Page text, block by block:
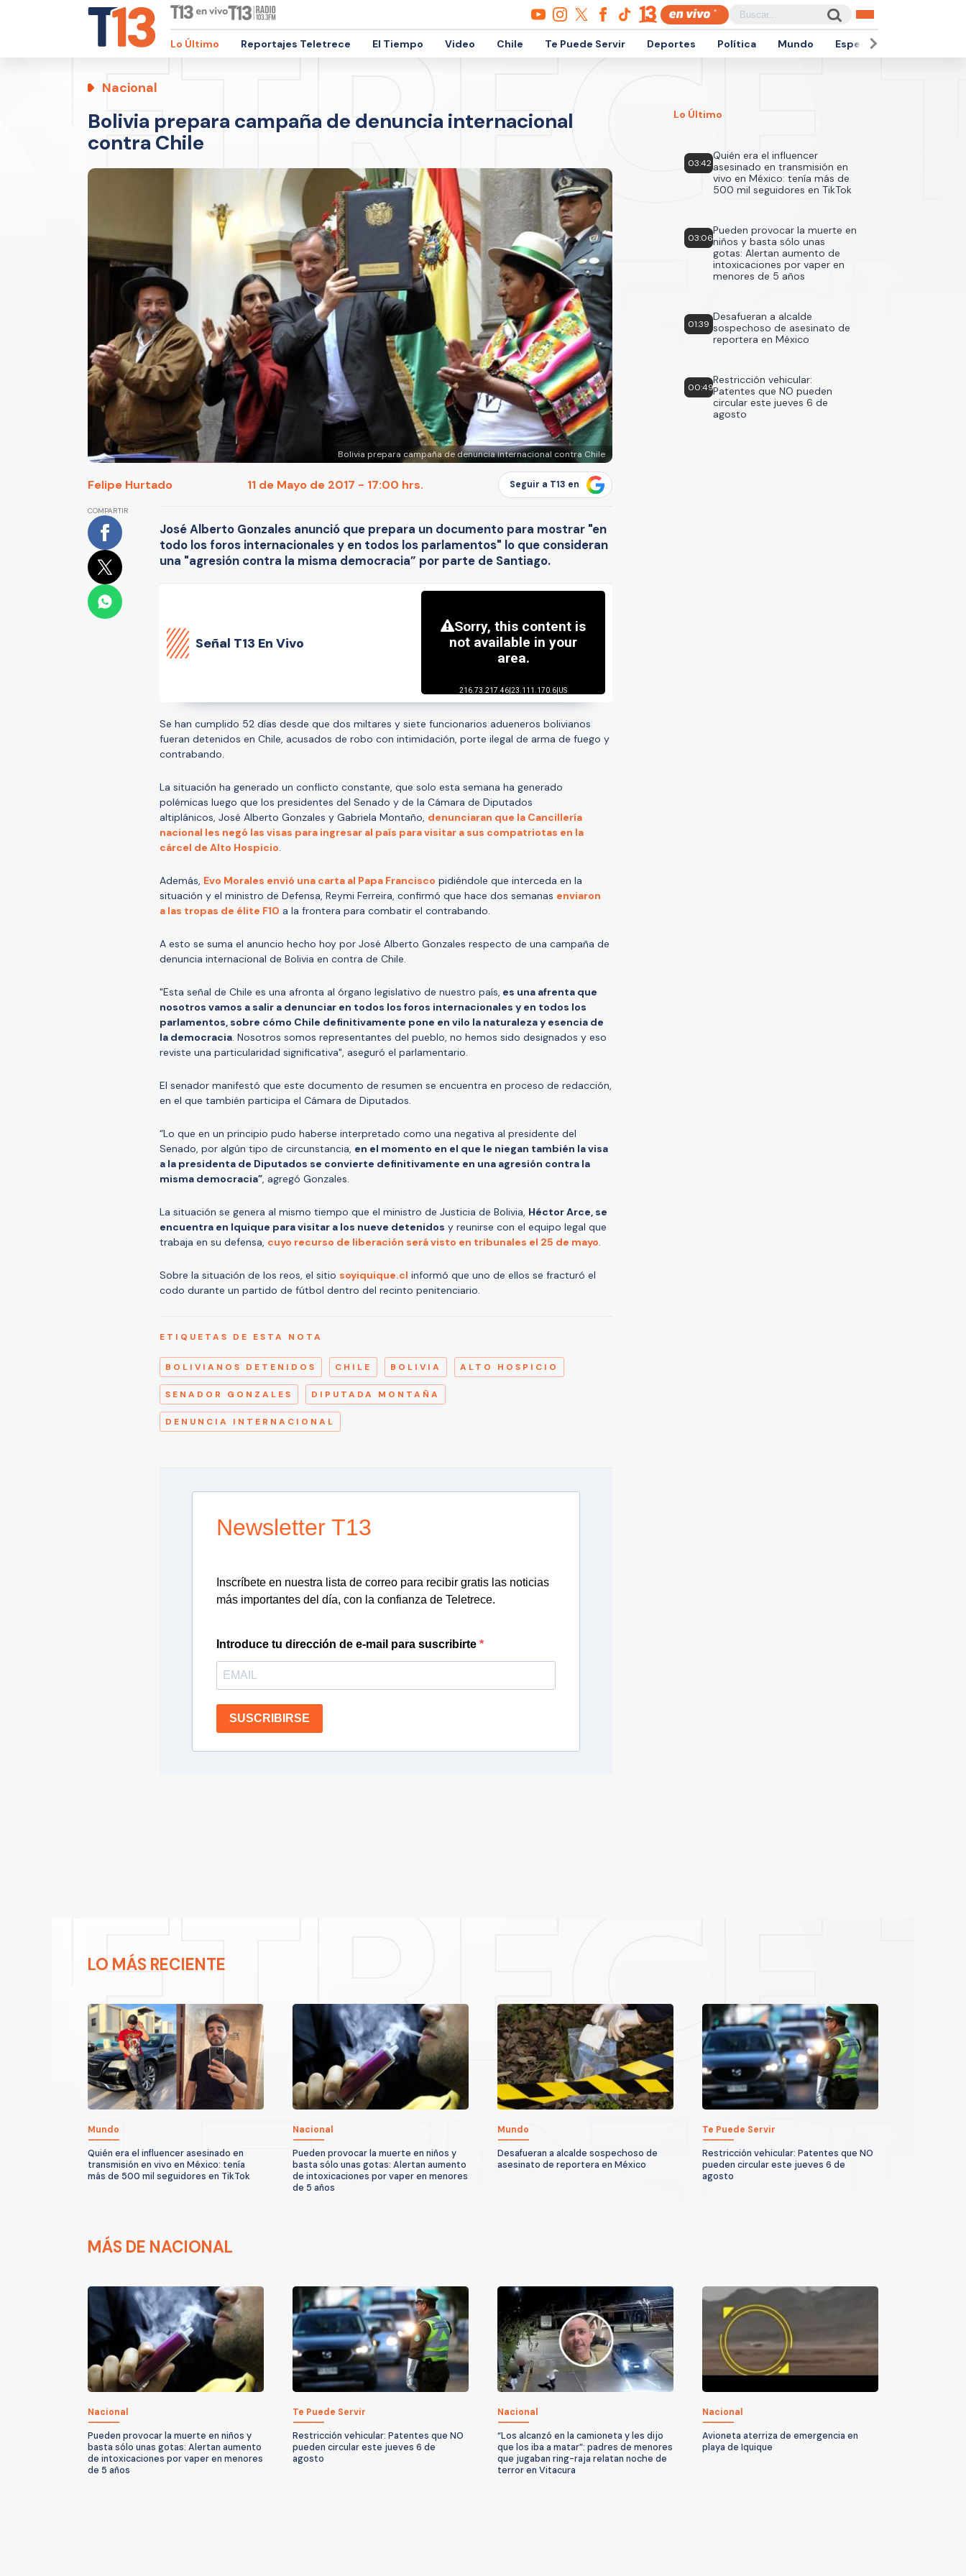
Lo Último Reportajes Teletrece El Tiempo Video Chile Te Puede Servir Deportes Política Mundo Espectáculos
Nacional
Bolivia prepara campaña de denuncia internacional
contra Chile
Bolivia prepara campaña de denuncia internacional contra Chile
Felipe Hurtado 11 de Mayo de 2017 - 17:00 hrs. Seguir a T13 en
COMPARTIR
José Alberto Gonzales anunció que prepara un documento para mostrar "en
todo los foros internacionales y en todos los parlamentos" lo que consideran
una "agresión contra la misma democracia” por parte de Santiago.
Señal T13 En Vivo
Se han cumplido 52 días desde que dos miltares y siete funcionarios adueneros bolivianos
fueran detenidos en Chile, acusados de robo con intimidación, porte ilegal de arma de fuego y
contrabando.
La situación ha generado un conflicto constante, que solo esta semana ha generado
polémicas luego que los presidentes del Senado y de la Cámara de Diputados
altiplánicos, José Alberto Gonzales y Gabriela Montaño, denunciaran que la Cancillería
nacional les negó las visas para ingresar al país para visitar a sus compatriotas en la
cárcel de Alto Hospicio.
Además, Evo Morales envió una carta al Papa Francisco pidiéndole que interceda en la
situación y el ministro de Defensa, Reymi Ferreira, confirmó que hace dos semanas enviaron
a las tropas de élite F10 a la frontera para combatir el contrabando.
A esto se suma el anuncio hecho hoy por José Alberto Gonzales respecto de una campaña de
denuncia internacional de Bolivia en contra de Chile.
"Esta señal de Chile es una afronta al órgano legislativo de nuestro país, es una afrenta que
nosotros vamos a salir a denunciar en todos los foros internacionales y en todos los
parlamentos, sobre cómo Chile definitivamente pone en vilo la naturaleza y esencia de
la democracia. Nosotros somos representantes del pueblo, no hemos sido designados y eso
reviste una particularidad significativa", aseguró el parlamentario.
El senador manifestó que este documento de resumen se encuentra en proceso de redacción,
en el que también participa el Cámara de Diputados.
“Lo que en un principio pudo haberse interpretado como una negativa al presidente del
Senado, por algún tipo de circunstancia, en el momento en el que le niegan también la visa
a la presidenta de Diputados se convierte definitivamente en una agresión contra la
misma democracia”, agregó Gonzales.
La situación se genera al mismo tiempo que el ministro de Justicia de Bolivia, Héctor Arce, se
encuentra en Iquique para visitar a los nueve detenidos y reunirse con el equipo legal que
trabaja en su defensa, cuyo recurso de liberación será visto en tribunales el 25 de mayo.
Sobre la situación de los reos, el sitio soyiquique.cl informó que uno de ellos se fracturó el
codo durante un partido de fútbol dentro del recinto penitenciario.
ETIQUETAS DE ESTA NOTA
BOLIVIANOS DETENIDOS CHILE BOLIVIA ALTO HOSPICIO
SENADOR GONZALES DIPUTADA MONTAÑA
DENUNCIA INTERNACIONAL
Newsletter T13
Inscríbete en nuestra lista de correo para recibir gratis las noticias
más importantes del día, con la confianza de Teletrece.
Introduce tu dirección de e-mail para suscribirte
SUSCRIBIRSE
Lo Último
03:42
Quién era el influencer
asesinado en transmisión en
vivo en México: tenía más de
500 mil seguidores en TikTok
03:06
Pueden provocar la muerte en
niños y basta sólo unas
gotas: Alertan aumento de
intoxicaciones por vaper en
menores de 5 años
01:39
Desafueran a alcalde
sospechoso de asesinato de
reportera en México
00:49
Restricción vehicular:
Patentes que NO pueden
circular este jueves 6 de
agosto
LO MÁS RECIENTE
Mundo
Quién era el influencer asesinado en
transmisión en vivo en México: tenía
más de 500 mil seguidores en TikTok
Nacional
Pueden provocar la muerte en niños y
basta sólo unas gotas: Alertan aumento
de intoxicaciones por vaper en menores
de 5 años
Mundo
Desafueran a alcalde sospechoso de
asesinato de reportera en México
Te Puede Servir
Restricción vehicular: Patentes que NO
pueden circular este jueves 6 de
agosto
MÁS DE NACIONAL
Nacional
Pueden provocar la muerte en niños y
basta sólo unas gotas: Alertan aumento
de intoxicaciones por vaper en menores
de 5 años
Te Puede Servir
Restricción vehicular: Patentes que NO
pueden circular este jueves 6 de
agosto
Nacional
“Los alcanzó en la camioneta y les dijo
que los iba a matar”: padres de menores
que jugaban ring-raja relatan noche de
terror en Vitacura
Nacional
Avioneta aterriza de emergencia en
playa de Iquique